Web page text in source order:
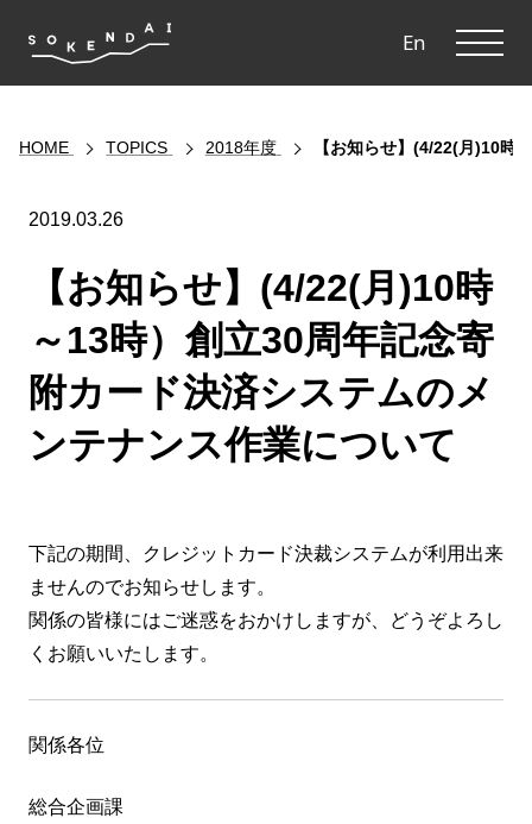
En
HOME TOPICS 2018年度 【お知らせ】(4/22(月)10時
2019.03.26
【お知らせ】(4/22(月)10時
～13時）創立30周年記念寄
附カード決済システムのメ
ンテナンス作業について
下記の期間、クレジットカード決裁システムが利用出来
ませんのでお知らせします。
関係の皆様にはご迷惑をおかけしますが、どうぞよろし
くお願いいたします。
関係各位
総合企画課